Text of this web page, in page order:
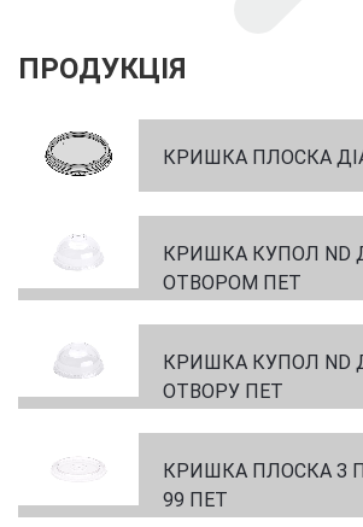
ПРОДУКЦІЯ
КРИШКА ПЛОСКА
КРИШКА КУПОЛ ND
ОТВОРОМ ПЕТ
КРИШКА КУПОЛ ND
ОТВОРУ ПЕТ
КРИШКА ПЛОСКА З
99 ПЕТ